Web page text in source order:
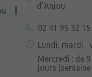
d’Anjou
02 41 95 32 15
Lundi, mardi,
Mercredi : de
jours